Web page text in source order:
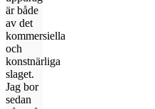
är både
av det
kommersiella
och
konstnärliga
slaget.
Jag bor
sedan